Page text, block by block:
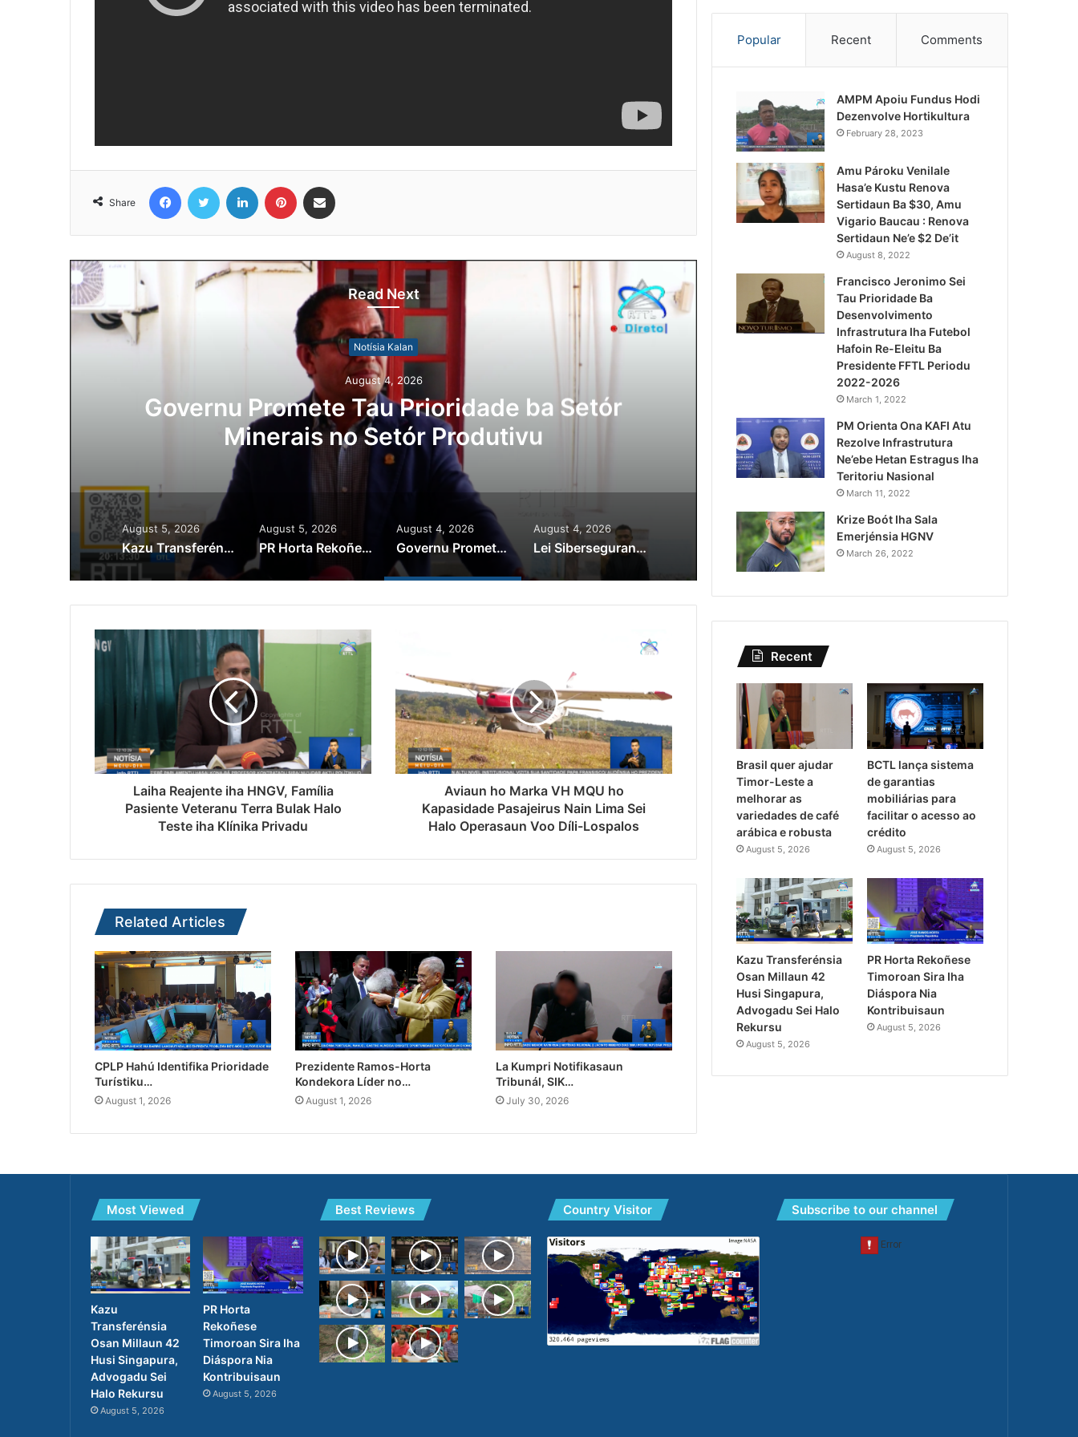
Share
Read Next
Notísia Kalan
August 4, 2026
Governu Promete Tau Prioridade ba Setór
Minerais no Setór Produtivu
Lei Siberseguransa Ajuda
Kaptura Autór Kriminozu
Estranjeiru
August 5, 2026
Kazu Transferénsia Osan Millaun 42 Husi Singapura, Advogadu Sei Halo Rekursu
August 5, 2026
PR Horta Rekoñese Timoroan Sira Iha Diáspora Nia Kontribuisaun
August 4, 2026
Governu Promete Tau Prioridade ba Setór Minerais no Setór Produtivu
August 4, 2026
Lei Siberseguransa Ajuda Autoridade Polisiál Kaptura Autór Kriminozu ho Paradeiru Iha Estranjeiru
Laiha Reajente iha HNGV, Família
Pasiente Veteranu Terra Bulak Halo
Teste iha Klínika Privadu
Aviaun ho Marka VH MQU ho
Kapasidade Pasajeirus Nain Lima Sei
Halo Operasaun Voo Díli-Lospalos
Related Articles
CPLP Hahú Identifika Prioridade
Turístiku…
August 1, 2026
Prezidente Ramos-Horta
Kondekora Líder no…
August 1, 2026
La Kumpri Notifikasaun
Tribunál, SIK…
July 30, 2026
Popular Recent Comments
AMPM Apoiu Fundus Hodi
Dezenvolve Hortikultura
February 28, 2023
Amu Pároku Venilale
Hasa’e Kustu Renova
Sertidaun Ba $30, Amu
Vigario Baucau : Renova
Sertidaun Ne’e $2 De’it
August 8, 2022
Francisco Jeronimo Sei
Tau Prioridade Ba
Desenvolvimento
Infrastrutura Iha Futebol
Hafoin Re-Eleitu Ba
Presidente FFTL Periodu
2022-2026
March 1, 2022
PM Orienta Ona KAFI Atu
Rezolve Infrastrutura
Ne’ebe Hetan Estragus Iha
Teritoriu Nasional
March 11, 2022
Krize Boót Iha Sala
Emerjénsia HGNV
March 26, 2022
Recent
Brasil quer ajudar
Timor-Leste a
melhorar as
variedades de café
arábica e robusta
August 5, 2026
BCTL lança sistema
de garantias
mobiliárias para
facilitar o acesso ao
crédito
August 5, 2026
Kazu Transferénsia
Osan Millaun 42
Husi Singapura,
Advogadu Sei Halo
Rekursu
August 5, 2026
PR Horta Rekoñese
Timoroan Sira Iha
Diáspora Nia
Kontribuisaun
August 5, 2026
Most Viewed
Kazu
Transferénsia
Osan Millaun 42
Husi Singapura,
Advogadu Sei
Halo Rekursu
August 5, 2026
PR Horta
Rekoñese
Timoroan Sira Iha
Diáspora Nia
Kontribuisaun
August 5, 2026
Best Reviews Country Visitor Subscribe to our channel